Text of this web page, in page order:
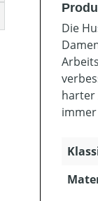
Die
harter